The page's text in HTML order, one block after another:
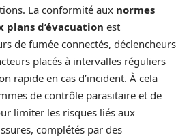
La conformité aux normes
d’évacuation est
de fumée connectés, déclencheurs
placés à intervalles réguliers
rapide en cas d’incident. À cela
de contrôle parasitaire et de
limiter les risques liés aux
complétés par des